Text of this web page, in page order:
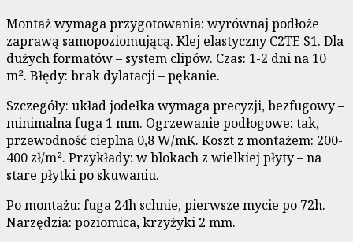
Montaż wymaga przygotowania: wyrównaj podłoże
zaprawą samopoziomującą. Klej elastyczny C2TE S1. Dla
dużych formatów – system clipów. Czas: 1-2 dni na 10
m². Błędy: brak dylatacji – pękanie.
Szczegóły: układ jodełka wymaga precyzji, bezfugowy –
minimalna fuga 1 mm. Ogrzewanie podłogowe: tak,
przewodność cieplna 0,8 W/mK. Koszt z montażem: 200-
400 zł/m². Przykłady: w blokach z wielkiej płyty – na
stare płytki po skuwaniu.
Po montażu: fuga 24h schnie, pierwsze mycie po 72h.
Narzędzia: poziomica, krzyżyki 2 mm.